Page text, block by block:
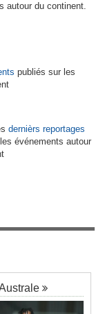
autour du continent.
publiés sur les
dernièrs reportages
événements autour